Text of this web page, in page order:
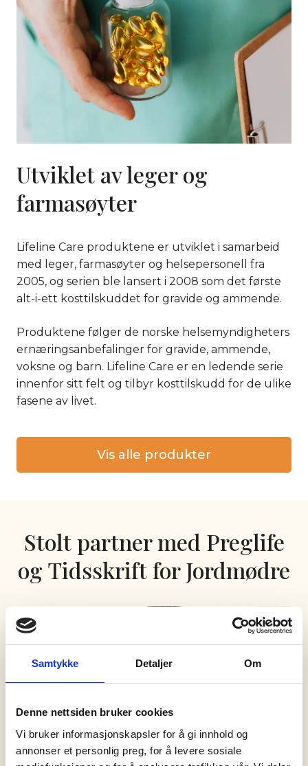
Samtykke Detaljer Om
Denne nettsiden bruker cookies
Vi bruker informasjonskapsler for å gi innhold og
annonser et personlig preg, for å levere sosiale
Utviklet av leger og
farmasøyter
Lifeline Care produktene er utviklet i samarbeid
med leger, farmasøyter og helsepersonell fra
2005, og serien ble lansert i 2008 som det første
alt-i-ett kosttilskuddet for gravide og ammende.
Produktene følger de norske helsemyndigheters
ernæringsanbefalinger for gravide, ammende,
voksne og barn. Lifeline Care er en ledende serie
innenfor sitt felt og tilbyr kosttilskudd for de ulike
fasene av livet.
Vis alle produkter
Stolt partner med Preglife
og Tidsskrift for Jordmødre